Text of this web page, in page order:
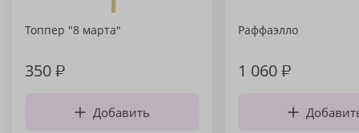
Топпер "8 марта"
350₽
Добавить
Раффаэлло
1 060₽